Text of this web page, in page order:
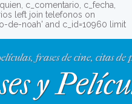
c_comentario, c_fecha,
left join telefonos on
de-noah' and c_id=10960 limit
frases de cine, citas de
y